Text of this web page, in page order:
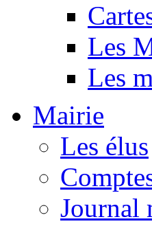
Les
Les
Mairie
Les élus
Journal